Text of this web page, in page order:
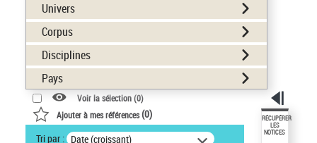
Univers
Corpus
Disciplines
Pays
Voir la sélection (0)
Ajouter à mes références(0)
Tri par : Date (croissant)
RÉCUPÉRER
LES
NOTICES